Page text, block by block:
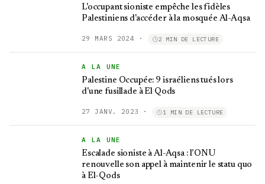
L'occupant sioniste empêche les fidèles
Palestiniens d'accéder à la mosquée Al-Aqsa
29 MARS 2024 · 2 MIN DE LECTURE
A LA UNE
Palestine Occupée: 9 israéliens tués lors
d'une fusillade à El Qods
27 JANV. 2023 · 1 MIN DE LECTURE
A LA UNE
Escalade sioniste à Al-Aqsa : l’ONU
renouvelle son appel à maintenir le statu quo
à El-Qods